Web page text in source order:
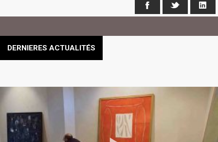
Facebook
DERNIERES ACTUALITÉS